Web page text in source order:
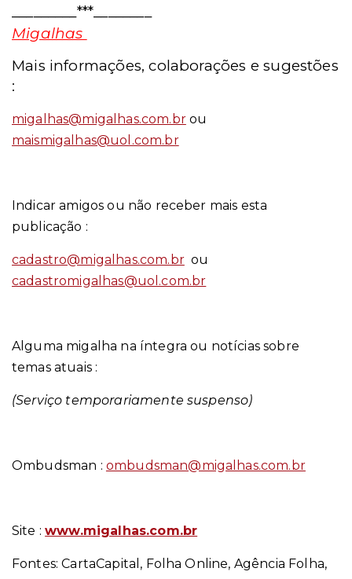
_________***________
Migalhas
Mais informações, colaborações e sugestões
:
migalhas@migalhas.com.brou
maismigalhas@uol.com.br
Indicar amigos ou não receber mais esta
publicação :
cadastro@migalhas.com.brou
cadastromigalhas@uol.com.br
Alguma migalha na íntegra ou notícias sobre
temas atuais :
(Serviço temporariamente suspenso)
Ombudsman : ombudsman@migalhas.com.br
Site :www.migalhas.com.br
Fontes: CartaCapital, Folha Online, Agência Folha,